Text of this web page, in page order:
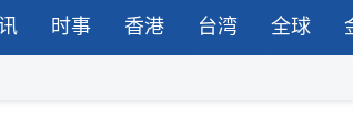
时事 香港 台湾 全球